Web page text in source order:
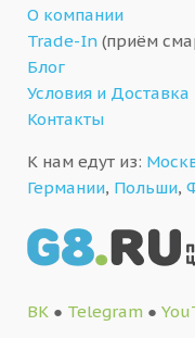
О компании
Trade-In (приём
Блог
Условия и Доставка
Контакты
К нам едут из:
Германии, Польши,
ВК ● Telegram ●